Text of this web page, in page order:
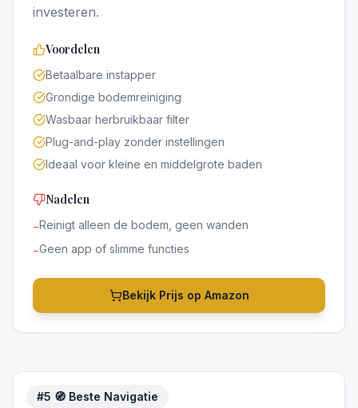
investeren.
Voordelen
Betaalbare instapper
Grondige bodemreiniging
Wasbaar herbruikbaar filter
Plug-and-play zonder instellingen
Ideaal voor kleine en middelgrote baden
Nadelen
−Reinigt alleen de bodem, geen wanden
−Geen app of slimme functies
Bekijk Prijs op Amazon
#5 🧭 Beste Navigatie
5/5